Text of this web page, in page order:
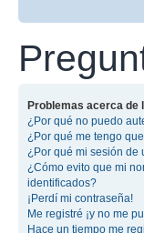
Problemas acerca
¿Por qué no puedo
¿Por qué me tengo
¿Por qué mi sesión de
¿Cómo evito que mi
identificados?
¡Perdí mi contraseña!
Me registré ¡y no me
Hace un tiempo me